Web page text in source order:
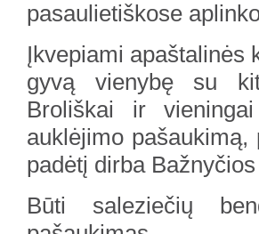
pasaulietiškose
Įkvepiami apaštalinės
gyvą vienybę su
Broliškai ir
auklėjimo
padėtį dirba
Būti saleziečių